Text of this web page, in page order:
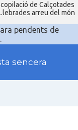
de Calçotades
arreu del món
pendents de
sencera